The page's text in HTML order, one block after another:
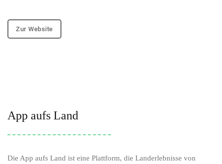
Zur Website
App aufs Land
Die App aufs Land ist eine Plattform, die Landerlebnisse von